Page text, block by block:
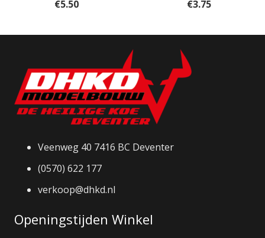
€5.50 €3.75
Veenweg 40 7416 BC Deventer
(0570) 622 177
verkoop@dhkd.nl
Openingstijden Winkel